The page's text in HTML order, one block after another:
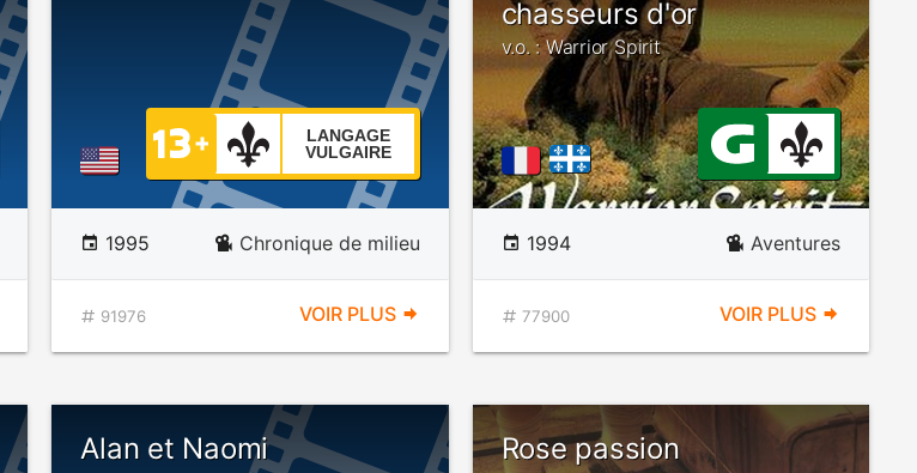
LANGAGE
VULGAIRE
1995 Chronique de milieu
91976 VOIR PLUS
chasseurs d'or
v.o. : Warrior Spirit
1994 Aventures
77900 VOIR PLUS
Alan et Naomi Rose passion